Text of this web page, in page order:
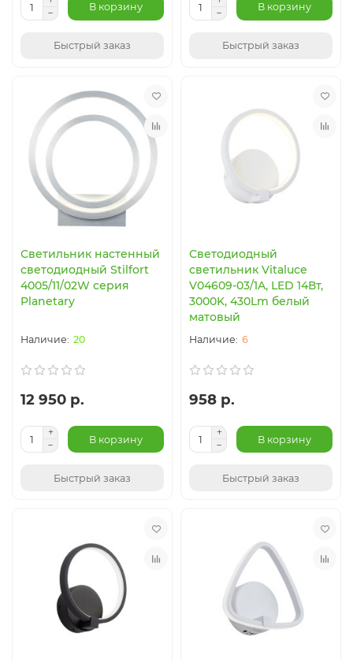
В корзину
Быстрый заказ
В корзину
Быстрый заказ
Светильник настенный
светодиодный Stilfort
4005/11/02W серия
Planetary
20
12 950 р.
В корзину
Быстрый заказ
Светодиодный
светильник Vitaluce
V04609-03/1A, LED 14Вт,
3000K, 430Lm белый
матовый
6
958 р.
В корзину
Быстрый заказ